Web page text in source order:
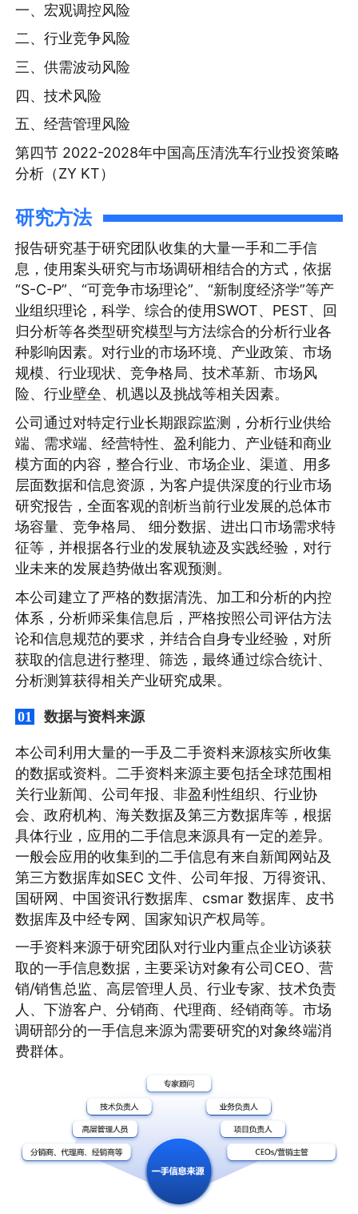
一、宏观调控风险
二、行业竞争风险
三、供需波动风险
四、技术风险
五、经营管理风险
第四节 2022-2028年中国高压清洗车行业投资策略
分析（ZY KT）
研究方法
报告研究基于研究团队收集的大量一手和二手信
息，使用案头研究与市场调研相结合的方式，依据
“S-C-P”、“可竞争市场理论”、“新制度经济学”等产
业组织理论，科学、综合的使用SWOT、PEST、回
归分析等各类型研究模型与方法综合的分析行业各
种影响因素。对行业的市场环境、产业政策、市场
规模、行业现状、竞争格局、技术革新、市场风
险、行业壁垒、机遇以及挑战等相关因素。
公司通过对特定行业长期跟踪监测，分析行业供给
端、需求端、经营特性、盈利能力、产业链和商业
模方面的内容，整合行业、市场企业、渠道、用多
层面数据和信息资源，为客户提供深度的行业市场
研究报告，全面客观的剖析当前行业发展的总体市
场容量、竞争格局、 细分数据、进出口市场需求特
征等，并根据各行业的发展轨迹及实践经验，对行
业未来的发展趋势做出客观预测。
本公司建立了严格的数据清洗、加工和分析的内控
体系，分析师采集信息后，严格按照公司评估方法
论和信息规范的要求，并结合自身专业经验，对所
获取的信息进行整理、筛选，最终通过综合统计、
分析测算获得相关产业研究成果。
01 数据与资料来源
本公司利用大量的一手及二手资料来源核实所收集
的数据或资料。二手资料来源主要包括全球范围相
关行业新闻、公司年报、非盈利性组织、行业协
会、政府机构、海关数据及第三方数据库等，根据
具体行业，应用的二手信息来源具有一定的差异。
一般会应用的收集到的二手信息有来自新闻网站及
第三方数据库如SEC 文件、公司年报、万得资讯、
国研网、中国资讯行数据库、csmar 数据库、皮书
数据库及中经专网、国家知识产权局等。
一手资料来源于研究团队对行业内重点企业访谈获
取的一手信息数据，主要采访对象有公司CEO、营
销/销售总监、高层管理人员、行业专家、技术负责
人、下游客户、分销商、代理商、经销商等。市场
调研部分的一手信息来源为需要研究的对象终端消
费群体。